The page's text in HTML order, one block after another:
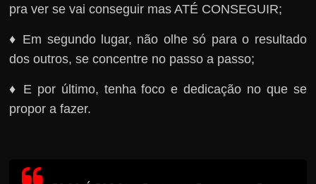
pra ver se vai conseguir mas ATÉ CONSEGUIR;
♦ Em segundo lugar, não olhe só para o resultado
dos outros, se concentre no passo a passo;
♦ E por último, tenha foco e dedicação no que se
propor a fazer.